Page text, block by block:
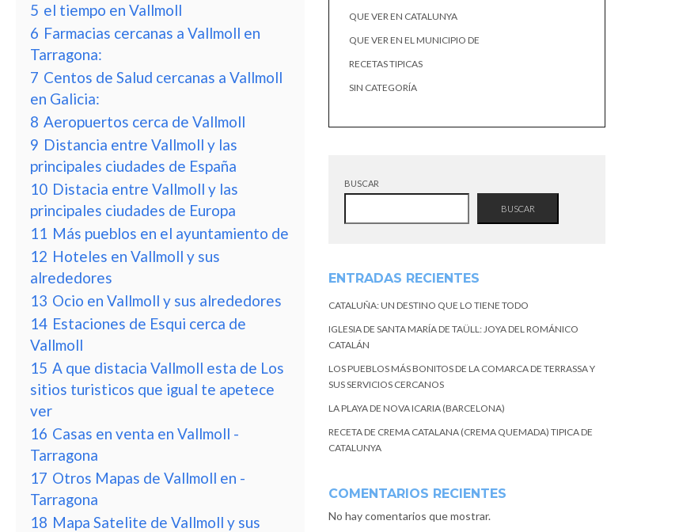
5 el tiempo en Vallmoll
6 Farmacias cercanas a Vallmoll en
Tarragona:
7 Centos de Salud cercanas a Vallmoll
en Galicia:
8 Aeropuertos cerca de Vallmoll
9 Distancia entre Vallmoll y las
principales ciudades de España
10 Distacia entre Vallmoll y las
principales ciudades de Europa
11 Más pueblos en el ayuntamiento de
12 Hoteles en Vallmoll y sus
alrededores
13 Ocio en Vallmoll y sus alrededores
14 Estaciones de Esqui cerca de
Vallmoll
15 A que distacia Vallmoll esta de Los
sitios turisticos que igual te apetece
ver
16 Casas en venta en Vallmoll -
Tarragona
17 Otros Mapas de Vallmoll en -
Tarragona
18 Mapa Satelite de Vallmoll y sus
QUE VER EN CATALUNYA
QUE VER EN EL MUNICIPIO DE
RECETAS TIPICAS
SIN CATEGORÍA
BUSCAR
BUSCAR
ENTRADAS RECIENTES
CATALUÑA: UN DESTINO QUE LO TIENE TODO
IGLESIA DE SANTA MARÍA DE TAÜLL: JOYA DEL ROMÁNICO
CATALÁN
LOS PUEBLOS MÁS BONITOS DE LA COMARCA DE TERRASSA Y
SUS SERVICIOS CERCANOS
LA PLAYA DE NOVA ICARIA (BARCELONA)
RECETA DE CREMA CATALANA (CREMA QUEMADA) TIPICA DE
CATALUNYA
COMENTARIOS RECIENTES
No hay comentarios que mostrar.